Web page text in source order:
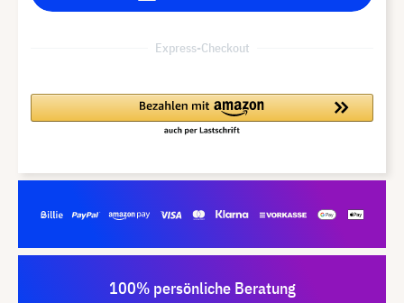
Express-Checkout
100% persönliche Beratung